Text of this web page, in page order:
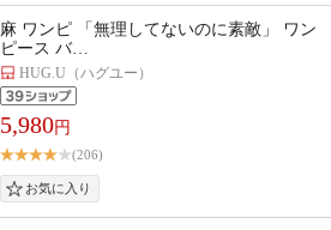
麻 ワンピ 「無理してないのに素敵」 ワン
ピース バ…
HUG.U（ハグユー）
5,980円
(206)